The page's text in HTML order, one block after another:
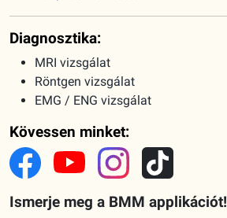
Diagnosztika:
MRI vizsgálat
Röntgen vizsgálat
EMG / ENG vizsgálat
Kövessen minket:
Ismerje meg a BMM applikációt!